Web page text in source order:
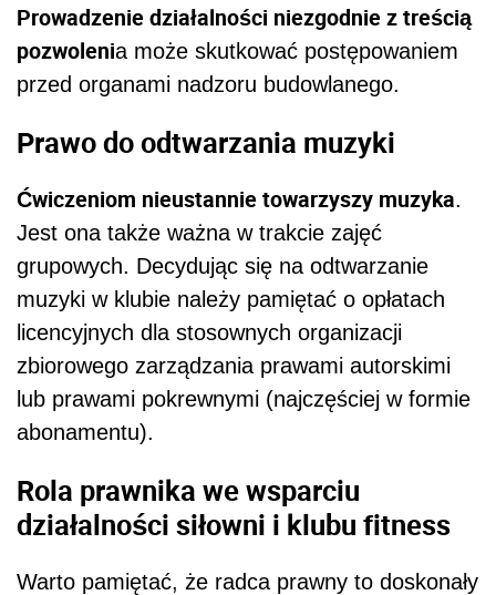
Prowadzenie działalności niezgodnie z treścią
pozwolenia może skutkować postępowaniem
przed organami nadzoru budowlanego.
Prawo do odtwarzania muzyki
Ćwiczeniom nieustannie towarzyszy muzyka.
Jest ona także ważna w trakcie zajęć
grupowych. Decydując się na odtwarzanie
muzyki w klubie należy pamiętać o opłatach
licencyjnych dla stosownych organizacji
zbiorowego zarządzania prawami autorskimi
lub prawami pokrewnymi (najczęściej w formie
abonamentu).
Rola prawnika we wsparciu
działalności siłowni i klubu fitness
Warto pamiętać, że radca prawny to doskonały